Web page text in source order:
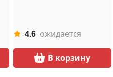
4.6 ожидается
В корзину